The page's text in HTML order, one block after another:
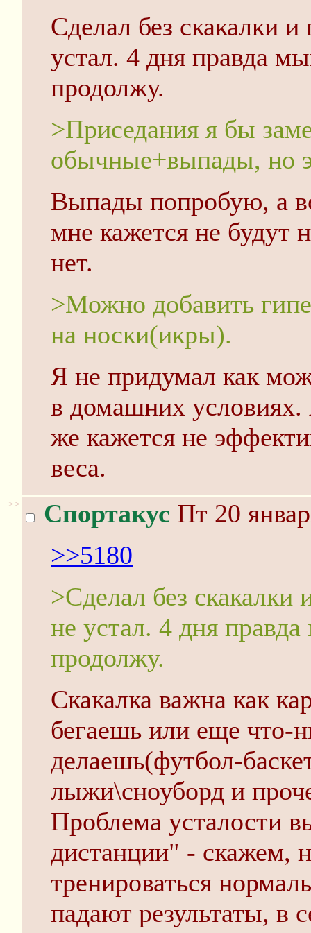
Сделал без скакалки
устал. 4 дня правда
продолжу.
>Приседания я бы
обычные+выпады, но
Выпады попробую, а
мне кажется не
нет.
>Можно добавить
на носки(икры).
Я не придумал как
в домашних
же кажется не
веса.
>> Спортакус Пт 20
>>5180
>Сделал без скакалки
не устал. 4 дня
продолжу.
Скакалка важна как
бегаешь или еще что-
делаешь(футбол-
лыжи\сноуборд и
Проблема усталости
дистанции" - скажем,
тренироваться
падают результаты, в